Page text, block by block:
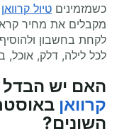
כשמזמינים טיול קרוואן
מקבלים את מחיר
לקחת בחשבון ולהוסיף
לכל לילה, דלק, אוכל,
האם יש הבדל
קרוואן
השונים?